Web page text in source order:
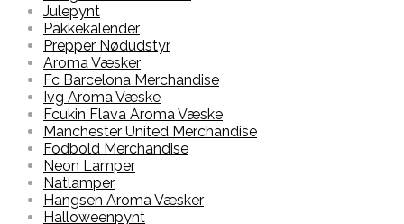
Julepynt
Pakkekalender
Prepper Nødudstyr
Aroma Væsker
Fc Barcelona Merchandise
Ivg Aroma Væske
Fcukin Flava Aroma Væske
Manchester United Merchandise
Fodbold Merchandise
Neon Lamper
Natlamper
Hangsen Aroma Væsker
Halloweenpynt